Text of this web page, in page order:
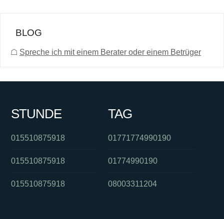
BLOG
☖ Spreche ich mit einem Berater oder einem Betrüger
STUNDE
015510875918
015510875918
015510875918
TAG
01771774990190
01774990190
08003311204